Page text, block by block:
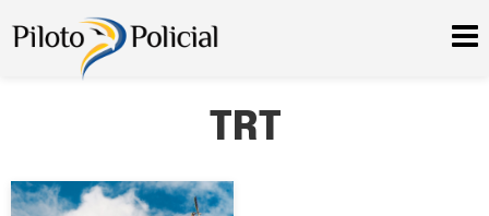
TRT